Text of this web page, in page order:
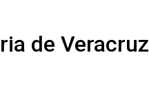
de Veracruz